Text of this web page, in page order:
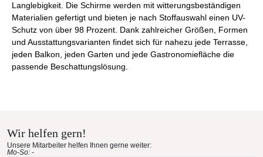
Langlebigkeit. Die Schirme werden mit witterungsbeständigen
Materialien gefertigt und bieten je nach Stoffauswahl einen UV-
Schutz von über 98 Prozent. Dank zahlreicher Größen, Formen
und Ausstattungsvarianten findet sich für nahezu jede Terrasse,
jeden Balkon, jeden Garten und jede Gastronomiefläche die
passende Beschattungslösung.
Wir helfen gern!
Unsere Mitarbeiter helfen Ihnen gerne weiter:
Mo-So: -